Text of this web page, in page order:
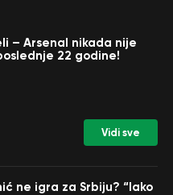
– Arsenal nikada nije
22 godine!
Vidi sve
ne igra za Srbiju? “Iako